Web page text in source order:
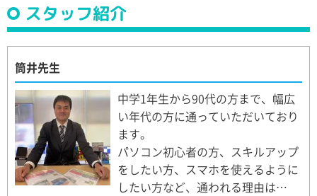
スタッフ紹介
筒井先生
中学1年生から90代の方まで、幅広
い年代の方に通っていただいており
ます。
パソコン初心者の方、スキルアップ
をしたい方、スマホを使えるように
したい方など、通われる理由は…